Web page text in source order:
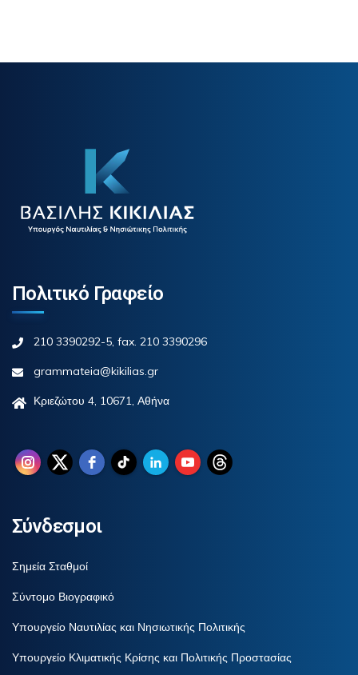
Πολιτικό Γραφείο
210 3390292-5, fax. 210 3390296
grammateia@kikilias.gr
Κριεζώτου 4, 10671, Αθήνα
Σύνδεσμοι
Σημεία Σταθμοί
Σύντομο Βιογραφικό
Υπουργείο Ναυτιλίας και Νησιωτικής Πολιτικής
Υπουργείο Κλιματικής Κρίσης και Πολιτικής Προστασίας